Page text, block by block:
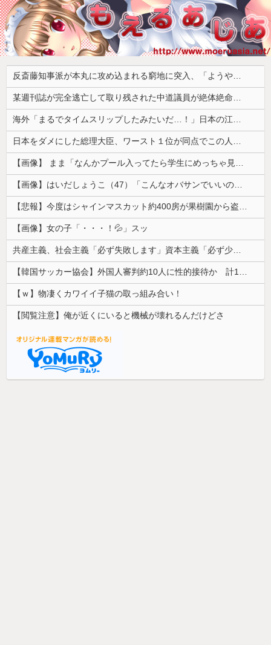
反斎藤知事派が本丸に攻め込まれる窮地に突入、「ようやく反撃のターンやね」と手際の良さに感心する人が続出中
某週刊誌が完全逃亡して取り残された中道議員が絶体絶命の窮地、「今度は宏池会に矛先を向けたか……」と節操の無さに呆れる人が続出
海外「まるでタイムスリップしたみたいだ…！」日本の江戸時代の街並みがそのまま保存されている貴重な場所とは・・・？【海外の反応】
日本をダメにした総理大臣、ワースト１位が同点でこの人ｗｗｗｗｗｗ
【画像】 まま「なんかプール入ってたら学生にめっちゃ見られたw」
【画像】はいだしょうこ（47）「こんなオバサンでいいの…？」
【悲報】今度はシャインマスカット約400房が果樹園から盗まれる 参議院議員「日本人ではないと思う」
【画像】女の子「・・・！💦」スッ
共産主義、社会主義「必ず失敗します」資本主義「必ず少子化します」
【韓国サッカー協会】外国人審判約10人に性的接待か 計1496回、約2億ウォン（約2200万円）
【ｗ】物凄くカワイイ子猫の取っ組み合い！
【閲覧注意】俺が近くにいると機械が壊れるんだけどさ